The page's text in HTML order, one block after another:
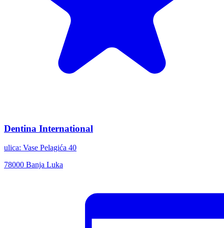
Dentina International
ulica: Vase Pelagića 40
78000 Banja Luka